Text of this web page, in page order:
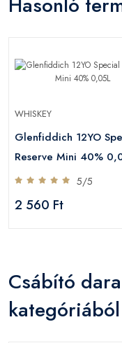
WHISKEY
Glenfiddich 12YO
Reserve Mini 40%
5/5
2 560 Ft
Csábító
kategóriából